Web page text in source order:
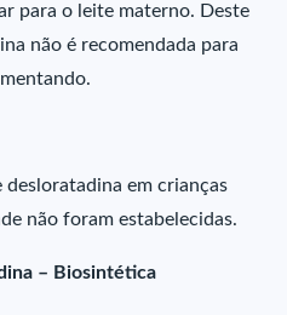
para o leite materno. Deste
não é recomendada para
desloratadina em crianças
não foram estabelecidas.
– Biosintética